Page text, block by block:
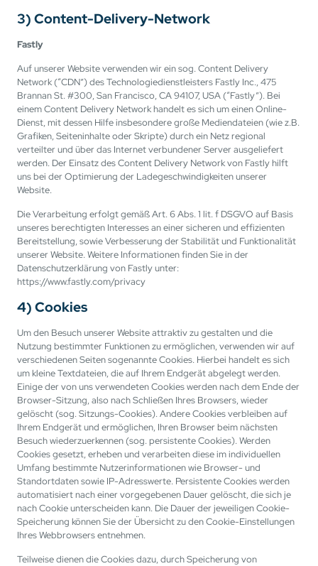
3) Content-Delivery-Network
Fastly
Auf unserer Website verwenden wir ein sog. Content Delivery
Network (“CDN”) des Technologiedienstleisters Fastly Inc., 475
Brannan St. #300, San Francisco, CA 94107, USA (“Fastly”). Bei
einem Content Delivery Network handelt es sich um einen Online-
Dienst, mit dessen Hilfe insbesondere große Mediendateien (wie z.B.
Grafiken, Seiteninhalte oder Skripte) durch ein Netz regional
verteilter und über das Internet verbundener Server ausgeliefert
werden. Der Einsatz des Content Delivery Network von Fastly hilft
uns bei der Optimierung der Ladegeschwindigkeiten unserer
Website.
Die Verarbeitung erfolgt gemäß Art. 6 Abs. 1 lit. f DSGVO auf Basis
unseres berechtigten Interesses an einer sicheren und effizienten
Bereitstellung, sowie Verbesserung der Stabilität und Funktionalität
unserer Website. Weitere Informationen finden Sie in der
Datenschutzerklärung von Fastly unter:
https://www.fastly.com/privacy
4) Cookies
Um den Besuch unserer Website attraktiv zu gestalten und die
Nutzung bestimmter Funktionen zu ermöglichen, verwenden wir auf
verschiedenen Seiten sogenannte Cookies. Hierbei handelt es sich
um kleine Textdateien, die auf Ihrem Endgerät abgelegt werden.
Einige der von uns verwendeten Cookies werden nach dem Ende der
Browser-Sitzung, also nach Schließen Ihres Browsers, wieder
gelöscht (sog. Sitzungs-Cookies). Andere Cookies verbleiben auf
Ihrem Endgerät und ermöglichen, Ihren Browser beim nächsten
Besuch wiederzuerkennen (sog. persistente Cookies). Werden
Cookies gesetzt, erheben und verarbeiten diese im individuellen
Umfang bestimmte Nutzerinformationen wie Browser- und
Standortdaten sowie IP-Adresswerte. Persistente Cookies werden
automatisiert nach einer vorgegebenen Dauer gelöscht, die sich je
nach Cookie unterscheiden kann. Die Dauer der jeweiligen Cookie-
Speicherung können Sie der Übersicht zu den Cookie-Einstellungen
Ihres Webbrowsers entnehmen.
Teilweise dienen die Cookies dazu, durch Speicherung von